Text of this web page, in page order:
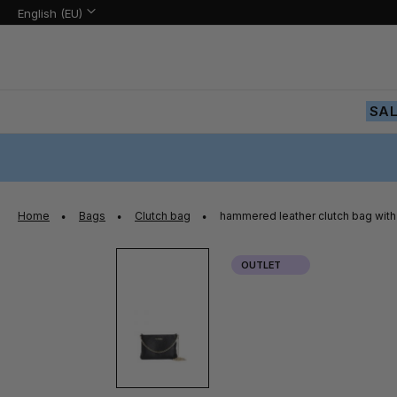
Language
Language:
English (EU)
Home Bags Clutch bag hammered leather clutch bag
images
OUTLET